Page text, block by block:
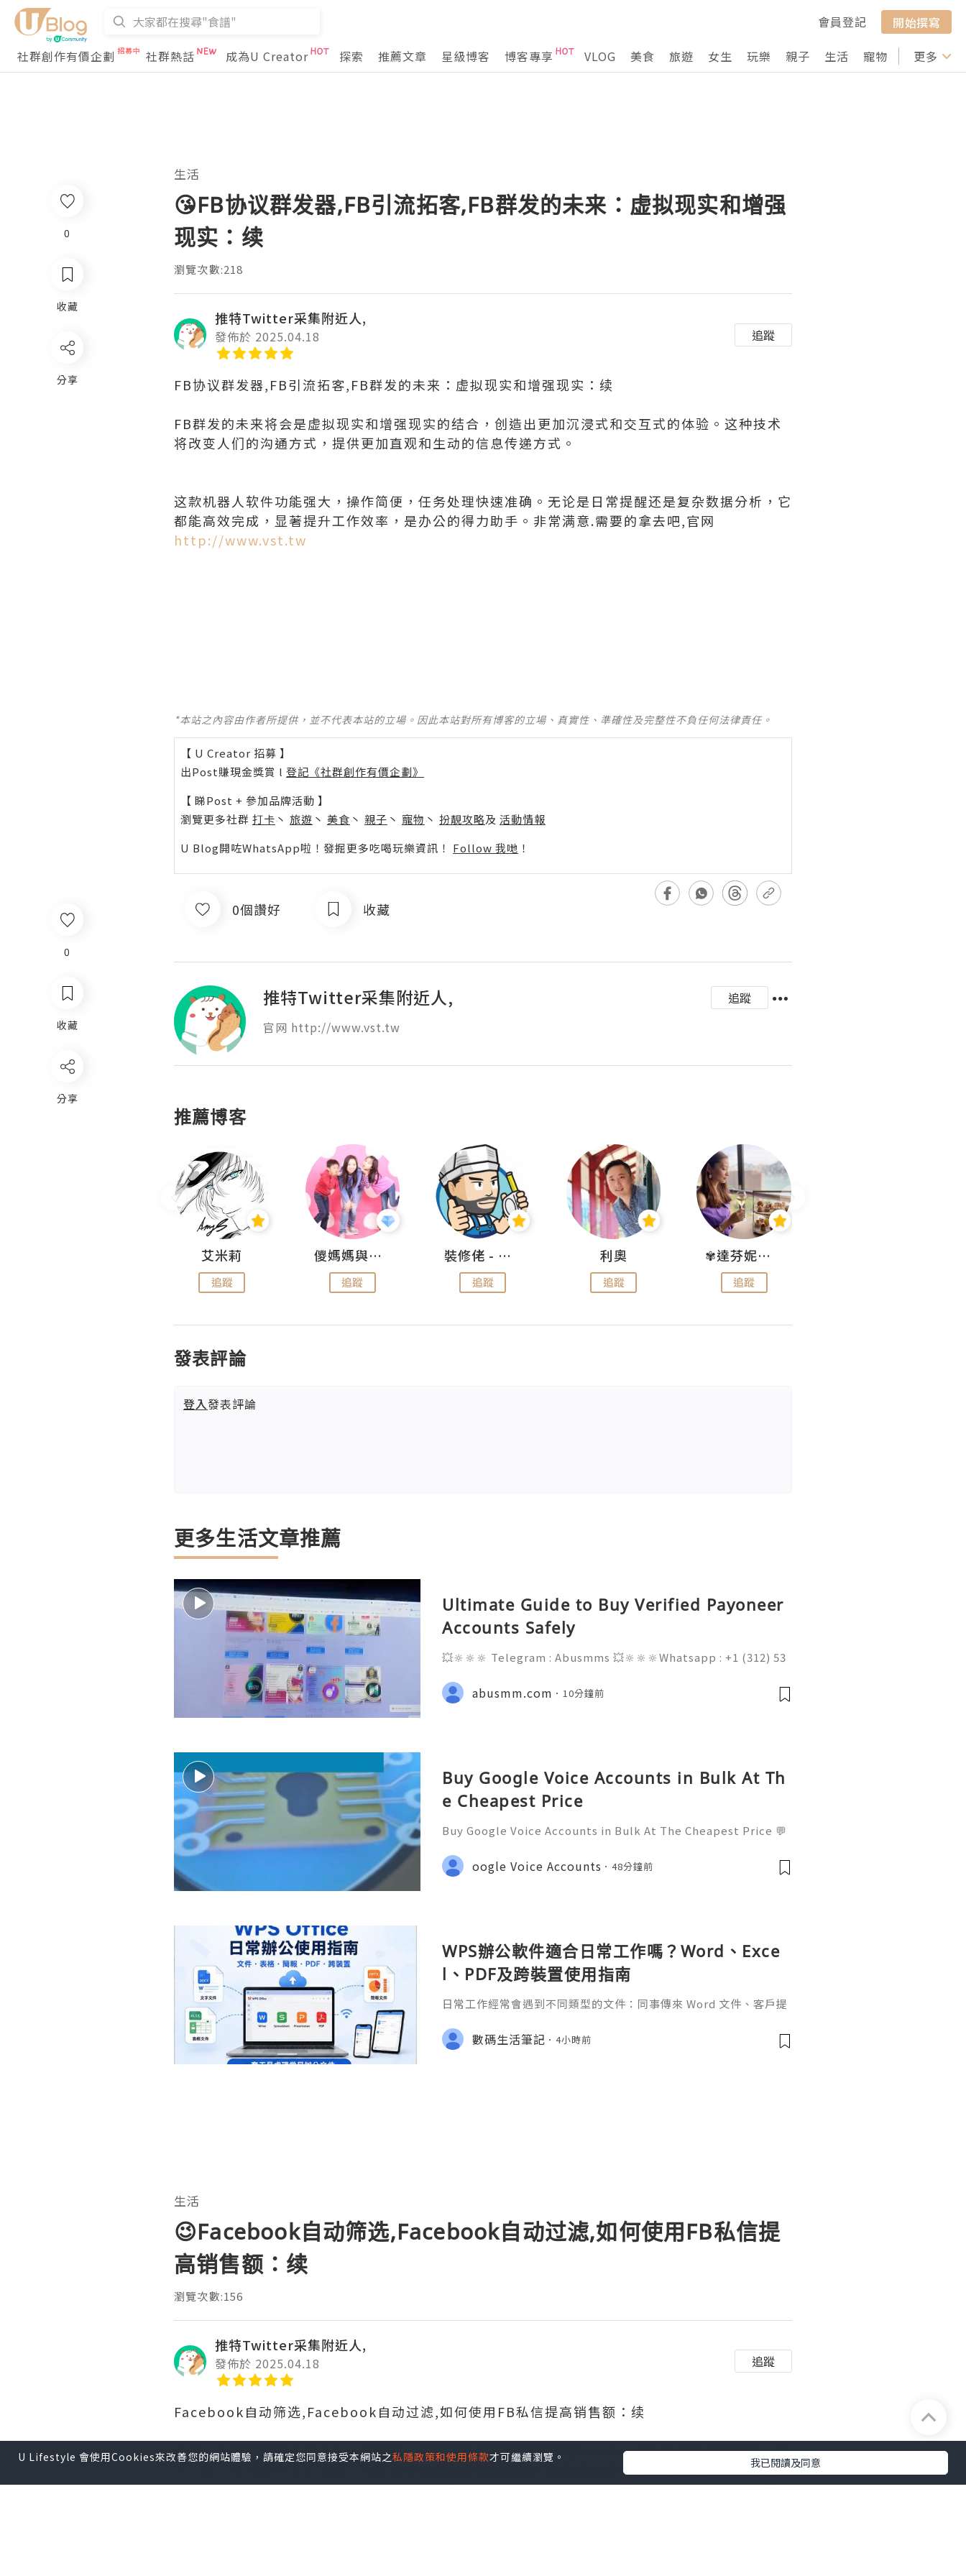
會員登記
開始撰寫
社群創作有價企劃
社群熱話 成為U Creator 探索 推薦文章 星級博客 博客專享 VLOG 美食 旅遊 女生 玩樂 親子 生活 寵物 行山 打卡
更多
0
收藏
分享
生活
😘FB协议群发器,FB引流拓客,FB群发的未来：虚拟现实和增强
现实：续
瀏覽次數:218
推特Twitter采集附近人,
發佈於 2025.04.18 追蹤
FB协议群发器,FB引流拓客,FB群发的未来：虚拟现实和增强现实：续
FB群发的未来将会是虚拟现实和增强现实的结合，创造出更加沉浸式和交互式的体验。这种技术
将改变人们的沟通方式，提供更加直观和生动的信息传递方式。
这款机器人软件功能强大，操作简便，任务处理快速准确。无论是日常提醒还是复杂数据分析，它
都能高效完成，显著提升工作效率，是办公的得力助手。非常满意.需要的拿去吧,官网
http://www.vst.tw
*本站之內容由作者所提供，並不代表本站的立場。因此本站對所有博客的立場、真實性、準確性及完整性不負任何法律責任。
【 U Creator 招募 】
出Post賺現金獎賞 l 登記《社群創作有價企劃》
【 睇Post + 參加品牌活動 】
瀏覽更多社群 打卡 丶 旅遊 丶 美食 丶 親子 丶 寵物 丶 扮靚攻略及 活動情報
U Blog開咗WhatsApp啦！發掘更多吃喝玩樂資訊！ Follow 我哋 ！
0個讚好 收藏
推特Twitter采集附近人,
追蹤
官网 http://www.vst.tw
推薦博客
艾米莉
追蹤
儍媽媽與兩隻小魔怪之家
追蹤
裝修佬 - 香港一站式網上裝修平台
追蹤
利奧
追蹤
✾達芬妮•愛孩子•愛生活✾
追蹤
發表評論
登入發表評論
更多生活文章推薦
Ultimate Guide to Buy Verified Payoneer
Accounts Safely
💥🔆🔆🔆 Telegram : Abusmms 💥🔆🔆🔆Whatsapp : +1 (312) 53
ebook Page : Abusmm 💥🔆🔆🔆 Signal : +1 (682) 474-9468
abusmm.com 10分鐘前
Buy Google Voice Accounts in Bulk At Th
e Cheapest Price
Buy Google Voice Accounts in Bulk At The Cheapest Price 💬
gmail.com 💎 WhatsApp: +1(772)563-8300 🚀 Telegram: @usa
marketit 🎮 discord: usamarketit ✅
oogle Voice Accounts 48分鐘前
WPS辦公軟件適合日常工作嗎？Word、Exce
l、PDF及跨裝置使用指南
日常工作經常會遇到不同類型的文件：同事傳來 Word 文件、客戶提
PDF。 如果每種文件都要使用不同程式，處理起來比較零散。因此不
少人會接觸 WPS Offic
數碼生活筆記 4小時前
0
收藏
分享
生活
😉Facebook自动筛选,Facebook自动过滤,如何使用FB私信提
高销售额：续
瀏覽次數:156
推特Twitter采集附近人,
發佈於 2025.04.18 追蹤
Facebook自动筛选,Facebook自动过滤,如何使用FB私信提高销售额：续
您好！希望这封邮件能让您一切安好。我们之前讨论过如何利用Facebook私信来提高销售额。今
天，我们继续探讨这个话题，分享更多实用的技巧和策略。通过精心设计的私信内容和有效的互动
方式，您可以更好地与潜在客户建立联系，增加转化率和销售额。让我们继续深入探讨，共同提升
U Lifestyle 會使用Cookies來改善您的網站體驗，請確定您同意接受本網站之私隱政策和使用條款才可繼續瀏覽。 我已閱讀及同意